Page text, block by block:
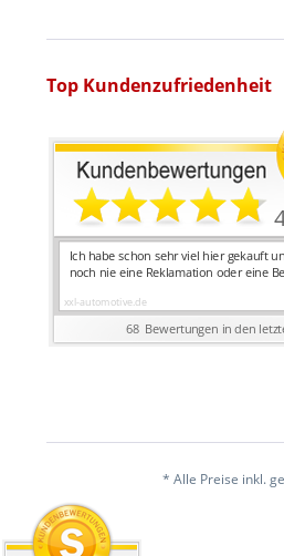
Top Kundenzufriedenheit
* Alle Preise inkl.